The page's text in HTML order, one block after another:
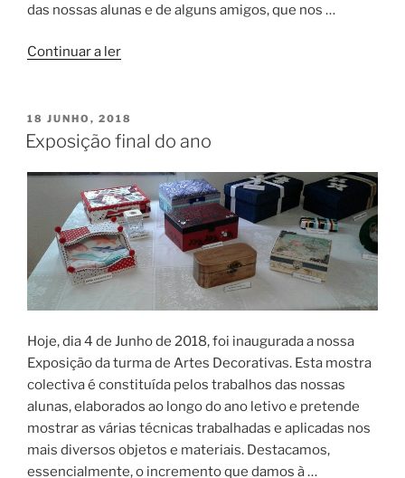
das nossas alunas e de alguns amigos, que nos …
Continuar a ler“Exposição-
PUBLICADO
EM
18 JUNHO, 2018
Exposição final do ano
Hoje, dia 4 de Junho de 2018, foi inaugurada a nossa
Exposição da turma de Artes Decorativas. Esta mostra
colectiva é constituída pelos trabalhos das nossas
alunas, elaborados ao longo do ano letivo e pretende
mostrar as várias técnicas trabalhadas e aplicadas nos
mais diversos objetos e materiais. Destacamos,
essencialmente, o incremento que damos à …